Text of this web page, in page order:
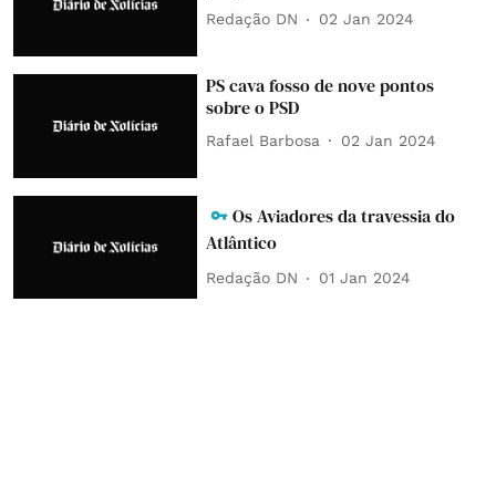
Redação DN 02 Jan 2024
PS cava fosso de nove pontos
sobre o PSD
Rafael Barbosa 02 Jan 2024
Os Aviadores da travessia do
Atlântico
Redação DN 01 Jan 2024